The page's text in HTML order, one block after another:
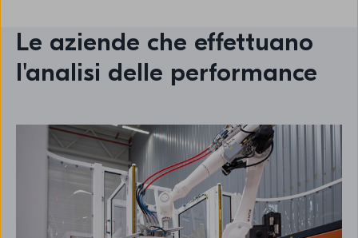
Le aziende che effettuano
l'analisi delle performance